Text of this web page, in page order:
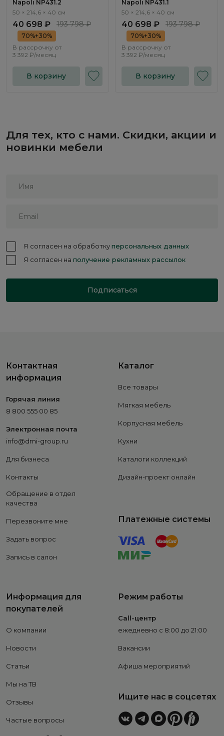
Napoli NP431.2
50 × 214,6 × 40 см
40 698 ₽ 193 798 ₽
70%+30%
В рассрочку от
3 392 ₽/месяц
В корзину
Napoli NP431.1
50 × 214,6 × 40 см
40 698 ₽ 193 798 ₽
70%+30%
В рассрочку от
3 392 ₽/месяц
В корзину
Для тех, кто с нами. Скидки, акции и
новинки мебели
Я согласен на обработкуперсональных данных
Я согласен на получение рекламных рассылок
Подписаться
Контактная
информация
Горячая линия
8 800 555 00 85
Электронная почта
info@dmi-group.ru
Для бизнеса
Контакты
Обращение в отдел
качества
Перезвоните мне
Задать вопрос
Запись в салон
Каталог
Все товары
Мягкая мебель
Корпусная мебель
Кухни
Каталоги коллекций
Дизайн-проект онлайн
Платежные системы
Информация для
покупателей
О компании
Новости
Статьи
Мы на ТВ
Отзывы
Частые вопросы
Режим работы
Call-центр
ежедневно с 8:00 до 21:00
Вакансии
Афиша мероприятий
Ищите нас в соцсетях